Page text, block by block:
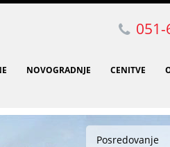
(CURRENT)
NOVOGRADNJE (CURRENT)
CENITVE
Posredovanje